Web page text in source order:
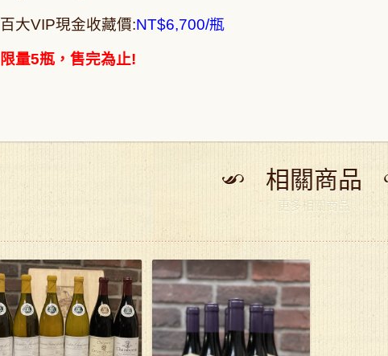
百大VIP現金收藏價:NT$6,700/瓶
限量5瓶，售完為止!
相關商品
更多相關商品